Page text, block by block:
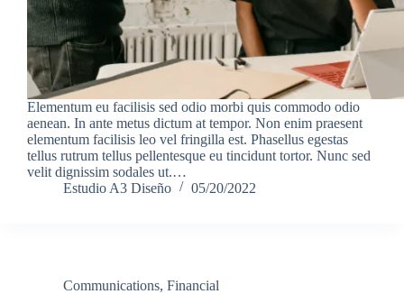
Elementum eu facilisis sed odio morbi quis commodo odio
aenean. In ante metus dictum at tempor. Non enim praesent
elementum facilisis leo vel fringilla est. Phasellus egestas
tellus rutrum tellus pellentesque eu tincidunt tortor. Nunc sed
velit dignissim sodales ut.…
Estudio A3 Diseño
05/20/2022
Communications, Financial